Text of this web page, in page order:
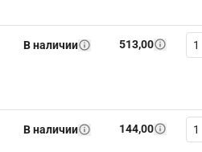
В наличии 513,00
В наличии 144,00